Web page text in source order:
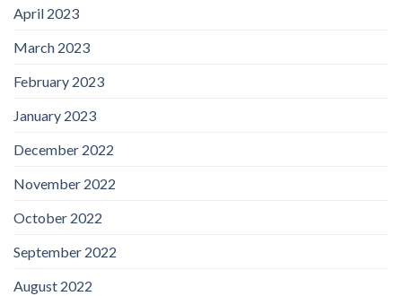
April 2023
March 2023
February 2023
January 2023
December 2022
November 2022
October 2022
September 2022
August 2022